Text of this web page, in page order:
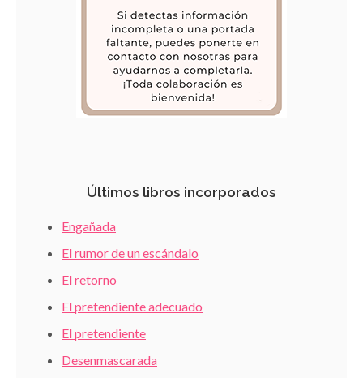
Últimos libros incorporados
Engañada
El rumor de un escándalo
El retorno
El pretendiente adecuado
El pretendiente
Desenmascarada